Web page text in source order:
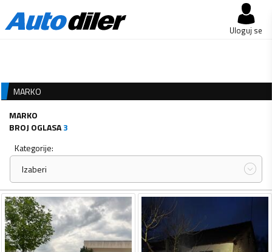
Uloguj se
MARKO
MARKO
BROJ OGLASA3
Kategorije:
Izaberi